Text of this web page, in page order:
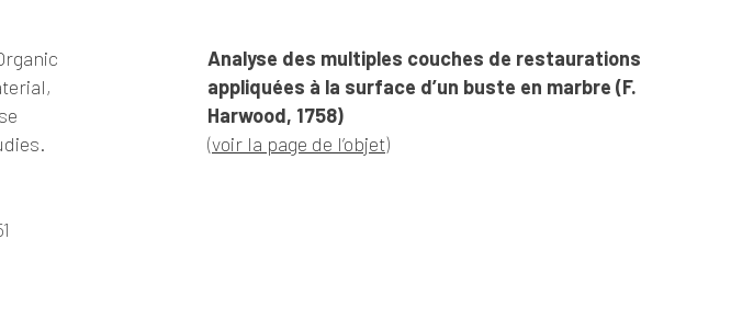
Analyse des multiples couches de restaurations
appliquées à la surface d’un buste en marbre (F.
Harwood, 1758)
(voir la page de l’objet)